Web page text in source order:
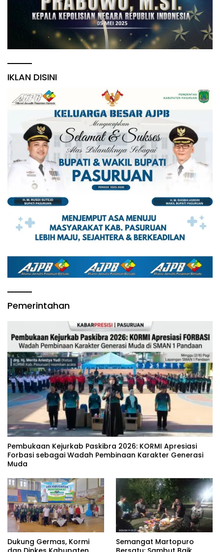
IKLAN DISINI
Pemerintahan
‎Pembukaan Kejurkab Paskibra 2026: KORMI Apresiasi
Forbasi sebagai Wadah Pembinaan Karakter Generasi
Muda
Dukung Germas, Kormi
Semangat Martopuro